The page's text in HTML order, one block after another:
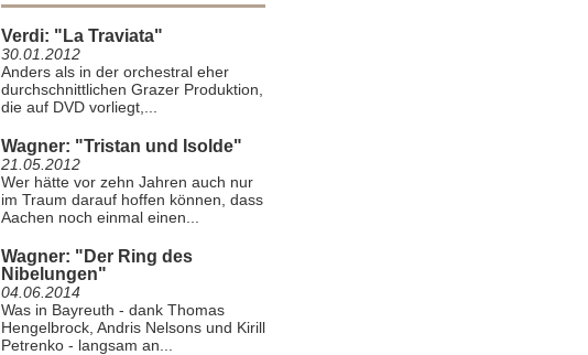
Verdi: "La Traviata"
30.01.2012
Anders als in der orchestral eher
durchschnittlichen Grazer Produktion,
die auf DVD vorliegt,...
Wagner: "Tristan und Isolde"
21.05.2012
Wer hätte vor zehn Jahren auch nur
im Traum darauf hoffen können, dass
Aachen noch einmal einen...
Wagner: "Der Ring des
Nibelungen"
04.06.2014
Was in Bayreuth - dank Thomas
Hengelbrock, Andris Nelsons und Kirill
Petrenko - langsam an...